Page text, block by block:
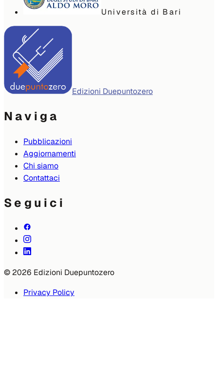
Università di Bari
Edizioni Duepuntozero
Naviga
Pubblicazioni
Aggiornamenti
Chi siamo
Contattaci
Seguici
© 2026 Edizioni Duepuntozero
Privacy Policy